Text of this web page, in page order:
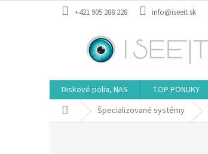
+421 905 288 228 info@iseeit.sk
Diskové polia, NAS TOP PONUKY
DomovŠpecializované systémy